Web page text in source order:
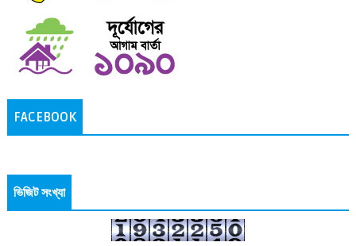
FACEBOOK
ভিজিট সংখ্যা